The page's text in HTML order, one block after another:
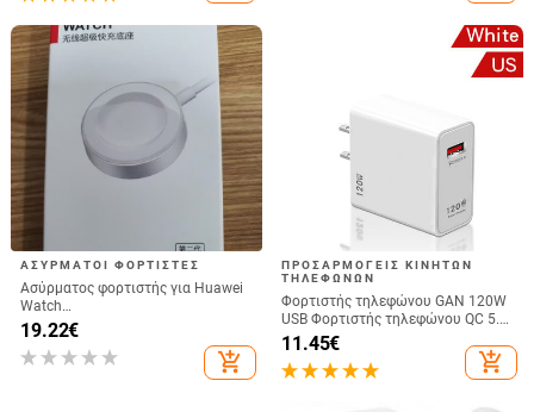
ΑΣΎΡΜΑΤΟΙ ΦΟΡΤΙΣΤΈΣ
Ασύρματος φορτιστής για Huawei
Watch
GT6/GT5/Watch5/Watch4/GT4 –
μεταλλικό σώμα, μαγνητική
φόρτιση, QC 3.0 γρήγορη φόρτιση,
19.22€
add_shopping_cart
ΠΡΟΣΑΡΜΟΓΕΊΣ ΚΙΝΗΤΏΝ
ΤΗΛΕΦΏΝΩΝ
Φορτιστής τηλεφώνου GAN 120W
USB Φορτιστής τηλεφώνου QC 5.0
4.0 3.0 Προσαρμογέας γρήγορης
φόρτισης για iPhone 14 13 12
Φορτιστής USB της Samsung
11.45€
add_shopping_cart